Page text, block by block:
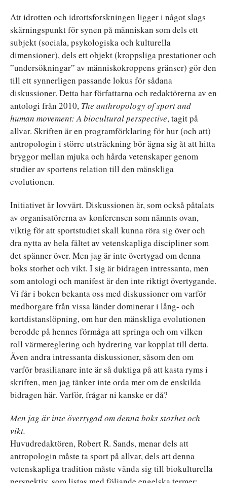
Att idrotten och idrottsforskningen ligger i något slags
skärningspunkt för synen på människan som dels ett
subjekt (sociala, psykologiska och kulturella
dimensioner), dels ett objekt (kroppsliga prestationer och
”undersökningar” av människokroppens gränser) gör den
till ett synnerligen passande lokus för sådana
diskussioner. Detta har författarna och redaktörerna av en
antologi från 2010, The anthropology of sport and
human movement: A biocultural perspective, tagit på
allvar. Skriften är en programförklaring för hur (och att)
antropologin i större utsträckning bör ägna sig åt att hitta
bryggor mellan mjuka och hårda vetenskaper genom
studier av sportens relation till den mänskliga
evolutionen.
Initiativet är lovvärt. Diskussionen är, som också påtalats
av organisatörerna av konferensen som nämnts ovan,
viktig för att sportstudiet skall kunna röra sig över och
dra nytta av hela fältet av vetenskapliga discipliner som
det spänner över. Men jag är inte övertygad om denna
boks storhet och vikt. I sig är bidragen intressanta, men
som antologi och manifest är den inte riktigt övertygande.
Vi får i boken bekanta oss med diskussioner om varför
medborgare från vissa länder dominerar i lång- och
kortdistanslöpning, om hur den mänskliga evolutionen
berodde på hennes förmåga att springa och om vilken
roll värmereglering och hydrering var kopplat till detta.
Även andra intressanta diskussioner, såsom den om
varför brasilianare inte är så duktiga på att kasta ryms i
skriften, men jag tänker inte orda mer om de enskilda
bidragen här. Varför, frågar ni kanske er då?
Men jag är inte övertygad om denna boks storhet och
vikt.
Huvudredaktören, Robert R. Sands, menar dels att
antropologin måste ta sport på allvar, dels att denna
vetenskapliga tradition måste vända sig till biokulturella